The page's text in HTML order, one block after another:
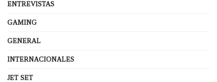
ENTREVISTAS
GAMING
GENERAL
INTERNACIONALES
JET SET